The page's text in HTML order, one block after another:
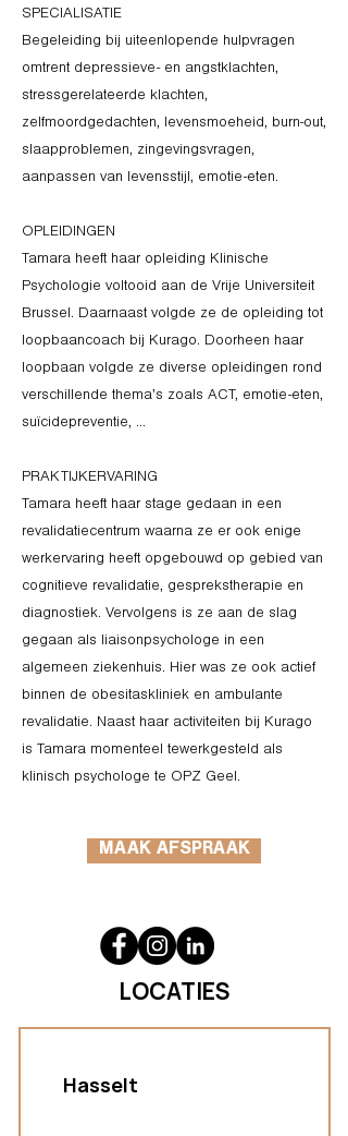
SPECIALISATIE
Begeleiding bij uiteenlopende hulpvragen
omtrent depressieve- en angstklachten,
stressgerelateerde klachten,
zelfmoordgedachten, levensmoeheid, burn-out,
slaapproblemen, zingevingsvragen,
aanpassen van levensstijl, emotie-eten.
OPLEIDINGEN
Tamara heeft haar opleiding Klinische
Psychologie voltooid aan de Vrije Universiteit
Brussel. Daarnaast volgde ze de opleiding tot
loopbaancoach bij Kurago. Doorheen haar
loopbaan volgde ze diverse opleidingen rond
verschillende thema’s zoals ACT, emotie-eten,
suïcidepreventie, …
PRAKTIJKERVARING
Tamara heeft haar stage gedaan in een
revalidatiecentrum waarna ze er ook enige
werkervaring heeft opgebouwd op gebied van
cognitieve revalidatie, gesprekstherapie en
diagnostiek. Vervolgens is ze aan de slag
gegaan als liaisonpsychologe in een
algemeen ziekenhuis. Hier was ze ook actief
binnen de obesitaskliniek en ambulante
revalidatie. Naast haar activiteiten bij Kurago
is Tamara momenteel tewerkgesteld als
klinisch psychologe te OPZ Geel.
MAAK AFSPRAAK
LOCATIES
Hasselt